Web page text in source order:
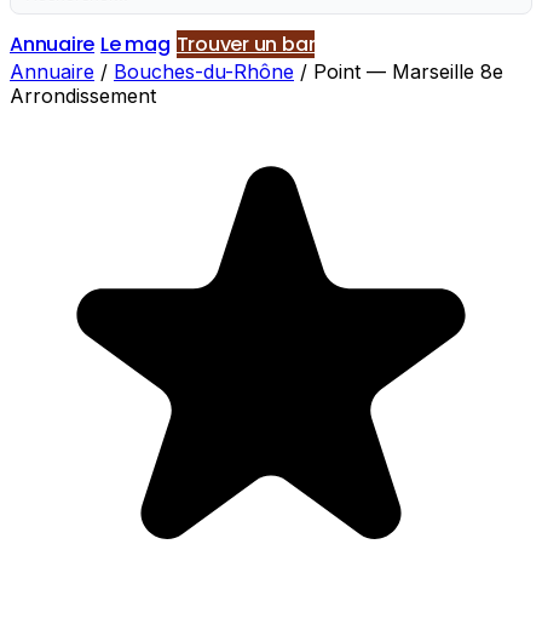
Annuaire Le mag Trouver un bar
Annuaire / Bouches-du-Rhône / Point — Marseille 8e
Arrondissement